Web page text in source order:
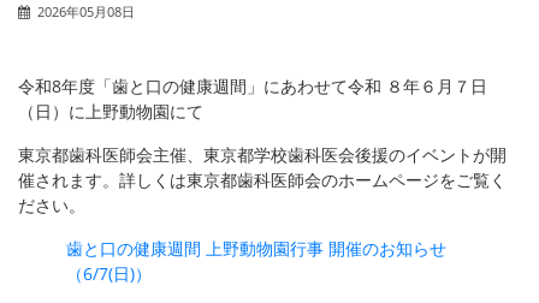
2026年05月08日
令和8年度「歯と口の健康週間」にあわせて令和 ８年６月７日
（日）に上野動物園にて
東京都歯科医師会主催、東京都学校歯科医会後援のイベントが開
催されます。詳しくは東京都歯科医師会のホームページをご覧く
ださい。
歯と口の健康週間 上野動物園行事 開催のお知らせ
（6/7(日)）